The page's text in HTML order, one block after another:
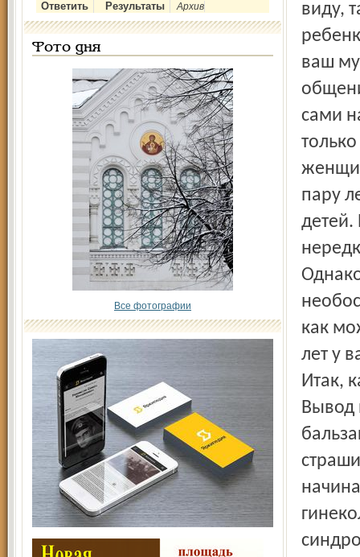
Архив
Фото дня
Все фотографии
виду,
ваш
сами
пару
детей.
как
лет у
Итак,
Вывод